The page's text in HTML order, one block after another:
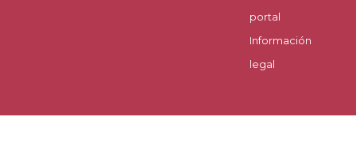
portal
Información
legal